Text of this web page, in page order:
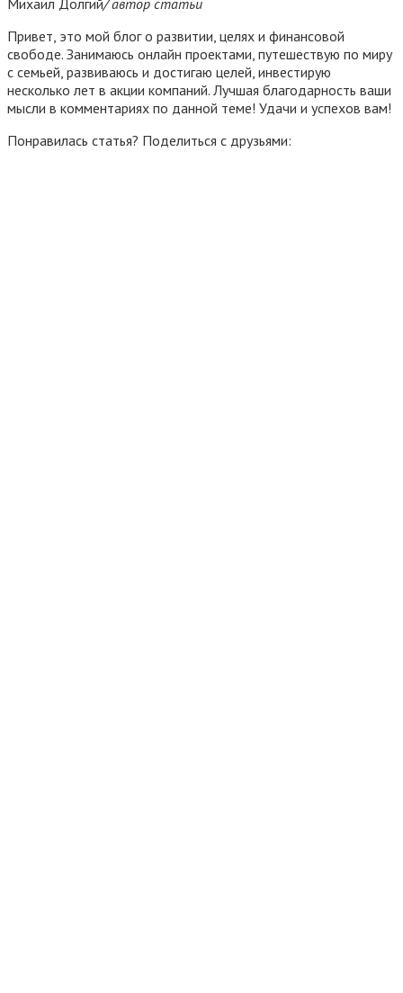
Михаил Долгий/ автор статьи
Привет, это мой блог о развитии, целях и финансовой
свободе. Занимаюсь онлайн проектами, путешествую по миру
с семьей, развиваюсь и достигаю целей, инвестирую
несколько лет в акции компаний. Лучшая благодарность ваши
мысли в комментариях по данной теме! Удачи и успехов вам!
Понравилась статья? Поделиться с друзьями: